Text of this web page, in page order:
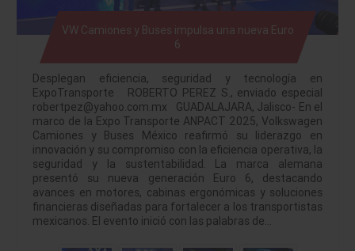
VW Camiones y Buses impulsa una nueva Euro
6
Desplegan eficiencia, seguridad y tecnología en
ExpoTransporte ROBERTO PEREZ S., enviado especial
robertpez@yahoo.com.mx GUADALAJARA, Jalisco- En el
marco de la Expo Transporte ANPACT 2025, Volkswagen
Camiones y Buses México reafirmó su liderazgo en
innovación y su compromiso con la eficiencia operativa, la
seguridad y la sustentabilidad. La marca alemana
presentó su nueva generación Euro 6, destacando
avances en motores, cabinas ergonómicas y soluciones
financieras diseñadas para fortalecer a los transportistas
mexicanos. El evento inició con las palabras de…